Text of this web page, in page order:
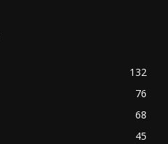
132
76
68
45